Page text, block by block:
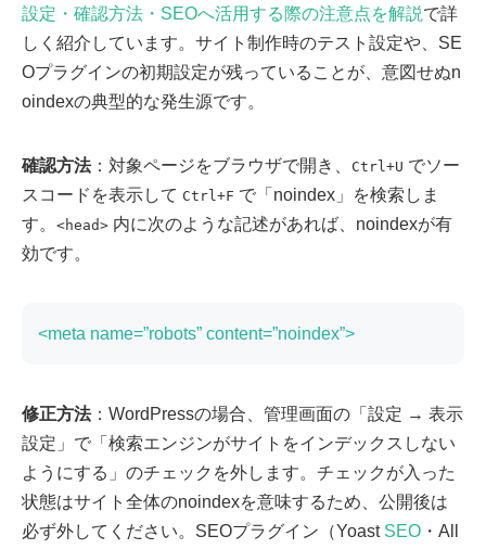
設定・確認方法・SEOへ活用する際の注意点を解説で詳
しく紹介しています。サイト制作時のテスト設定や、SE
Oプラグインの初期設定が残っていることが、意図せぬn
oindexの典型的な発生源です。
確認方法：対象ページをブラウザで開き、 Ctrl+U でソー
スコードを表示して Ctrl+F で「noindex」を検索しま
す。 <head> 内に次のような記述があれば、noindexが有
効です。
<meta name=”robots” content=”noindex”>
修正方法：WordPressの場合、管理画面の「設定 → 表示
設定」で「検索エンジンがサイトをインデックスしない
ようにする」のチェックを外します。チェックが入った
状態はサイト全体のnoindexを意味するため、公開後は
必ず外してください。SEOプラグイン（Yoast SEO ・All